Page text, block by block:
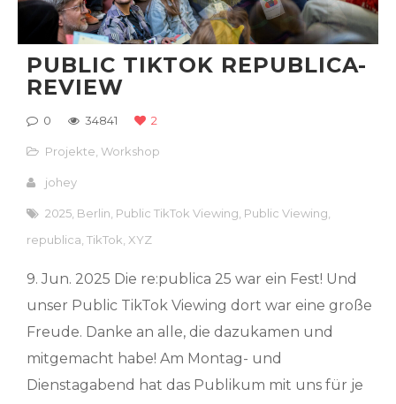
PUBLIC TIKTOK REPUBLICA-
REVIEW
0 34841 2
Projekte ,Workshop
johey
2025 Berlin Public TikTok Viewing Public Viewing
republica ,TikTok XYZ
9. Jun. 2025 Die re:publica 25 war ein Fest! Und
unser Public TikTok Viewing dort war eine große
Freude. Danke an alle, die dazukamen und
mitgemacht habe! Am Montag- und
Dienstagabend hat das Publikum mit uns für je